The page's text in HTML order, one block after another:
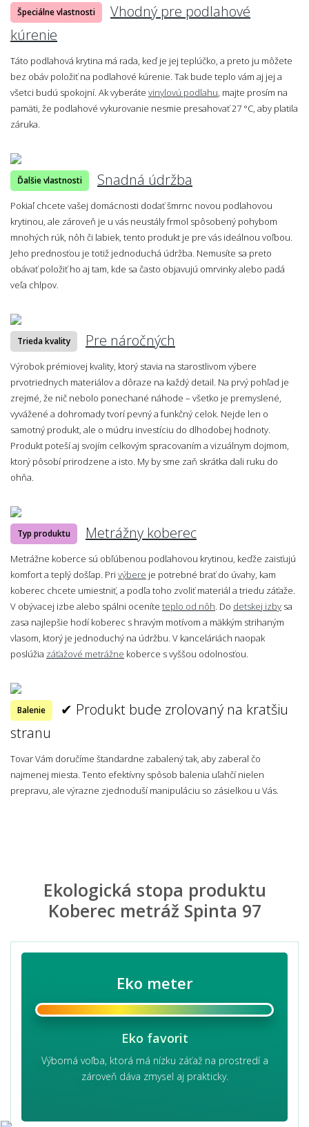
Špeciálne vlastnosti
Vhodný pre podlahové
kúrenie
Táto podlahová krytina má rada, keď je jej teplúčko, a preto ju môžete
bez obáv položiť na podlahové kúrenie. Tak bude teplo vám aj jej a
všetci budú spokojní. Ak vyberáte vinylovú podlahu, majte prosím na
pamäti, že podlahové vykurovanie nesmie presahovať 27 °C, aby platila
záruka.
Ďalšie vlastnosti Snadná údržba
Pokiaľ chcete vašej domácnosti dodať šmrnc novou podlahovou
krytinou, ale zároveň je u vás neustály frmol spôsobený pohybom
mnohých rúk, nôh či labiek, tento produkt je pre vás ideálnou voľbou.
Jeho prednosťou je totiž jednoduchá údržba. Nemusíte sa preto
obávať položiť ho aj tam, kde sa často objavujú omrvinky alebo padá
veľa chlpov.
Trieda kvality Pre náročných
Výrobok prémiovej kvality, ktorý stavia na starostlivom výbere
prvotriednych materiálov a dôraze na každý detail. Na prvý pohľad je
zrejmé, že nič nebolo ponechané náhode – všetko je premyslené,
vyvážené a dohromady tvorí pevný a funkčný celok. Nejde len o
samotný produkt, ale o múdru investíciu do dlhodobej hodnoty.
Produkt poteší aj svojím celkovým spracovaním a vizuálnym dojmom,
ktorý pôsobí prirodzene a isto. My by sme zaň skrátka dali ruku do
ohňa.
Typ produktu Metrážny koberec
Metrážne koberce sú obľúbenou podlahovou krytinou, keďže zaisťujú
komfort a teplý došľap. Pri výbere je potrebné brať do úvahy, kam
koberec chcete umiestniť, a podľa toho zvoliť materiál a triedu záťaže.
V obývacej izbe alebo spálni oceníte teplo od nôh. Do detskej izby sa
zasa najlepšie hodí koberec s hravým motívom a mäkkým strihaným
vlasom, ktorý je jednoduchý na údržbu. V kanceláriách naopak
poslúžia záťažové metrážne koberce s vyššou odolnosťou.
Balenie
✔ Produkt bude zrolovaný na kratšiu
stranu
Tovar Vám doručíme štandardne zabalený tak, aby zaberal čo
najmenej miesta. Tento efektívny spôsob balenia uľahčí nielen
prepravu, ale výrazne zjednoduší manipuláciu so zásielkou u Vás.
Ekologická stopa produktu
Koberec metráž Spinta 97
Eko meter
Eko favorit
Výborná voľba, ktorá má nízku záťaž na prostredí a
zároveň dáva zmysel aj prakticky.